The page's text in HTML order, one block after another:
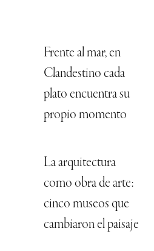
Frente al mar, en
Clandestino cada
plato encuentra su
propio momento
La arquitectura
como obra de arte:
cinco museos que
cambiaron el paisaje